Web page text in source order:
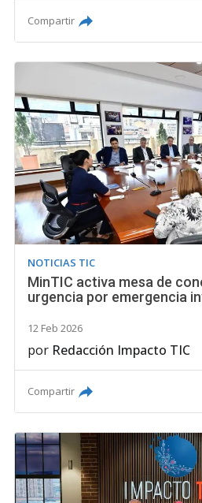
Compartir
NOTICIAS TIC
MinTIC activa mesa de
urgencia por emergencia
12 Feb 2026
por Redacción Impacto TIC
Compartir